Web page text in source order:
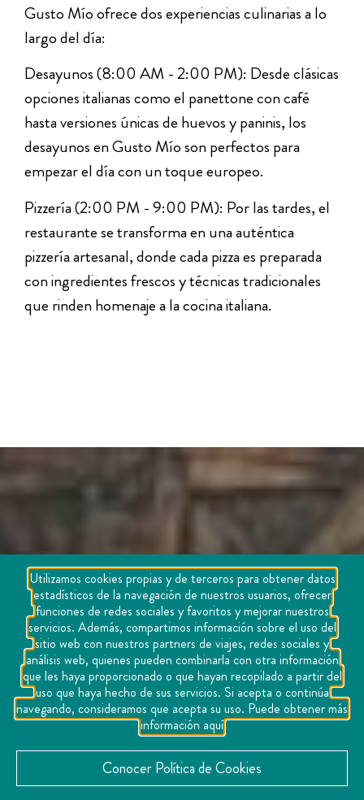
Gusto Mío ofrece dos experiencias culinarias a lo
largo del día:
Desayunos (8:00 AM - 2:00 PM): Desde clásicas
opciones italianas como el panettone con café
hasta versiones únicas de huevos y paninis, los
desayunos en Gusto Mío son perfectos para
empezar el día con un toque europeo.
Pizzería (2:00 PM - 9:00 PM): Por las tardes, el
restaurante se transforma en una auténtica
pizzería artesanal, donde cada pizza es preparada
con ingredientes frescos y técnicas tradicionales
que rinden homenaje a la cocina italiana.
Utilizamos cookies propias y de terceros para obtener datos
estadísticos de la navegación de nuestros usuarios, ofrecer
funciones de redes sociales y favoritos y mejorar nuestros
servicios. Además, compartimos información sobre el uso del
sitio web con nuestros partners de viajes, redes sociales y
análisis web, quienes pueden combinarla con otra información
que les haya proporcionado o que hayan recopilado a partir del
uso que haya hecho de sus servicios. Si acepta o continúa
navegando, consideramos que acepta su uso. Puede obtener más
información aquí
Conocer Política de Cookies